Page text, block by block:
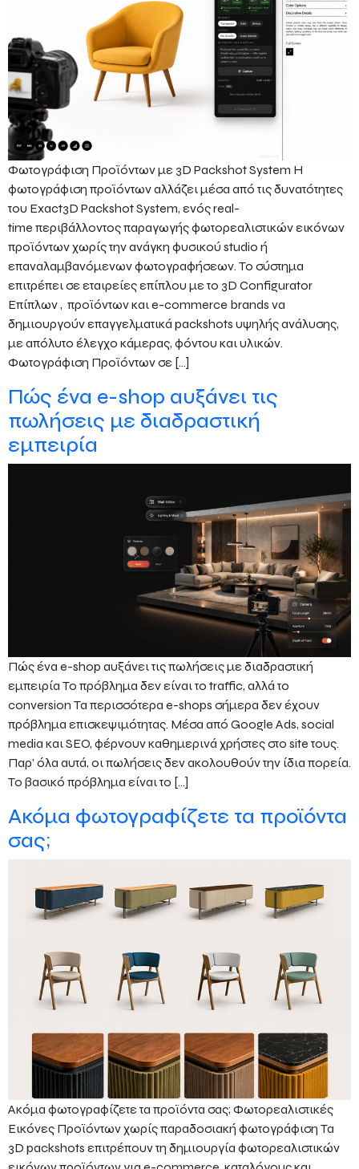
Φωτογράφιση Προϊόντων με 3D Packshot System Η
φωτογράφιση προϊόντων αλλάζει μέσα από τις δυνατότητες
του Exact3D Packshot System, ενός real-
time περιβάλλοντος παραγωγής φωτορεαλιστικών εικόνων
προϊόντων χωρίς την ανάγκη φυσικού studio ή
επαναλαμβανόμενων φωτογραφήσεων. Το σύστημα
επιτρέπει σε εταιρείες επίπλου με το 3D Configurator
Επίπλων , προϊόντων και e-commerce brands να
δημιουργούν επαγγελματικά packshots υψηλής ανάλυσης,
με απόλυτο έλεγχο κάμερας, φόντου και υλικών.
Φωτογράφιση Προϊόντων σε […]
Πώς ένα e-shop αυξάνει τις
πωλήσεις με διαδραστική
εμπειρία
Πώς ένα e-shop αυξάνει τις πωλήσεις με διαδραστική
εμπειρία Το πρόβλημα δεν είναι το traffic, αλλά το
conversion Τα περισσότερα e-shops σήμερα δεν έχουν
πρόβλημα επισκεψιμότητας. Μέσα από Google Ads, social
media και SEO, φέρνουν καθημερινά χρήστες στο site τους.
Παρ’ όλα αυτά, οι πωλήσεις δεν ακολουθούν την ίδια πορεία.
Το βασικό πρόβλημα είναι το […]
Ακόμα φωτογραφίζετε τα προϊόντα
σας;
Ακόμα φωτογραφίζετε τα προϊόντα σας; Φωτορεαλιστικές
Εικόνες Προϊόντων χωρίς παραδοσιακή φωτογράφιση Τα
3D packshots επιτρέπουν τη δημιουργία φωτορεαλιστικών